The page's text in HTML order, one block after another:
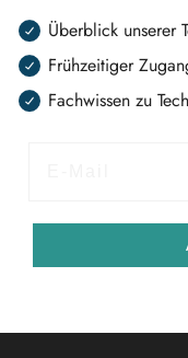
Überblick unserer
Frühzeitiger
Fachwissen zu